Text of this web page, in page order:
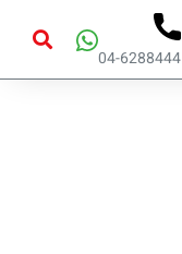
04-6288444